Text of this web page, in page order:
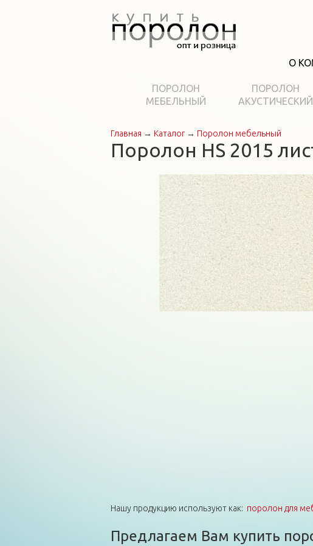
О
ПОРОЛОН
МЕБЕЛЬНЫЙ
ПОРОЛОН
АКУСТИЧЕСКИЙ
Вы здесь
Главная → Каталог→ Поролон мебельный
Поролон HS 2015
Нашу продукцию используют как: поролон для
Предлагаем Вам купить